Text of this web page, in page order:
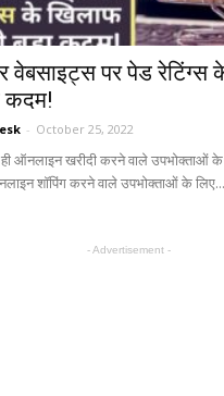
वेबसाइट्स पर पेड रेटिंग्स
कदम!
- October 25, 2022
ऑनलाइन खरीदी करने वाले उपभोक्ताओं
शॉपिंग करने वाले उपभोक्ताओं के लिए...
- Advertisement -